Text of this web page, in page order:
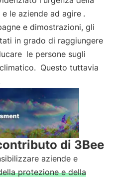
le aziende ad agire .
e dimostrazioni, gli
in grado di raggiungere
le persone sugli
Questo tuttavia
di 3Bee
aziende e
protezione e della